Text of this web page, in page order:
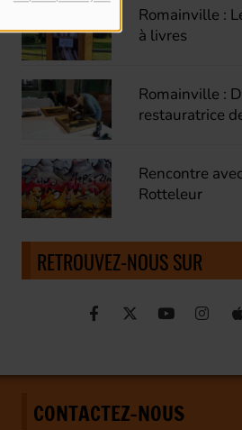
Romainville :
à livres
Romainville :
restauratrice
Rencontre
Rotteleur
RETROUVEZ-NOUS SUR
CONTACTEZ-NOUS